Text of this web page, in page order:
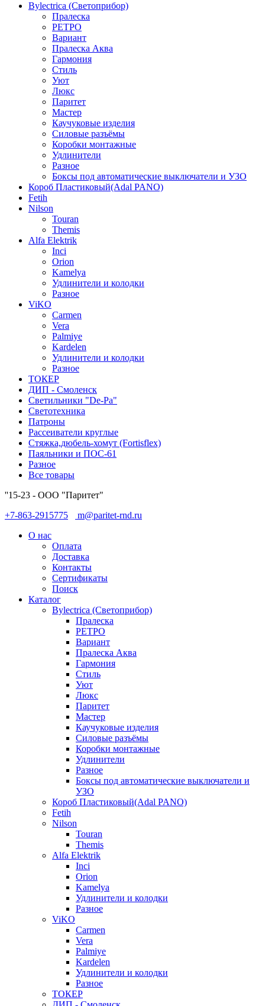
Bylectrica (Светоприбор)
Пралеска
РЕТРО
Вариант
Пралеска Аква
Гармония
Стиль
Уют
Люкс
Паритет
Мастер
Каучуковые изделия
Силовые разъёмы
Коробки монтажные
Удлинители
Разное
Боксы под автоматические выключатели и УЗО
Короб Пластиковый(Adal PANO)
Fetih
Nilson
Touran
Themis
Alfa Elektrik
Inci
Orion
Kamelya
Удлинители и колодки
Разное
ViKO
Carmen
Vera
Palmiye
Kardelen
Удлинители и колодки
Разное
ТОКЕР
ДИП - Смоленск
Светильники "De-Pa"
Светотехника
Патроны
Рассеиватели круглые
Стяжка,дюбель-хомут (Fortisflex)
Паяльники и ПОС-61
Разное
Все товары
''15-23 - ООО "Паритет"
+7-863-2915775
m@paritet-rnd.ru
О нас
Оплата
Доставка
Контакты
Сертификаты
Поиск
Каталог
Bylectrica (Светоприбор)
Пралеска
РЕТРО
Вариант
Пралеска Аква
Гармония
Стиль
Уют
Люкс
Паритет
Мастер
Каучуковые изделия
Силовые разъёмы
Коробки монтажные
Удлинители
Разное
Боксы под автоматические выключатели и
УЗО
Короб Пластиковый(Adal PANO)
Fetih
Nilson
Touran
Themis
Alfa Elektrik
Inci
Orion
Kamelya
Удлинители и колодки
Разное
ViKO
Carmen
Vera
Palmiye
Kardelen
Удлинители и колодки
Разное
ТОКЕР